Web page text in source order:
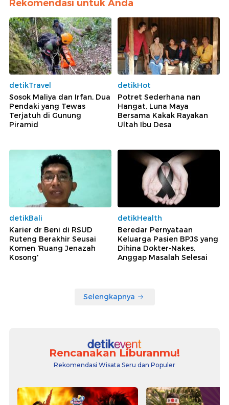
Rekomendasi untuk Anda
detikTravel
Sosok Maliya dan Irfan, Dua
Pendaki yang Tewas
Terjatuh di Gunung
Piramid
detikHot
Potret Sederhana nan
Hangat, Luna Maya
Bersama Kakak Rayakan
Ultah Ibu Desa
detikBali
Karier dr Beni di RSUD
Ruteng Berakhir Seusai
Komen 'Ruang Jenazah
Kosong'
detikHealth
Beredar Pernyataan
Keluarga Pasien BPJS yang
Dihina Dokter-Nakes,
Anggap Masalah Selesai
Selengkapnya
Rencanakan Liburanmu!
Rekomendasi Wisata Seru dan Populer